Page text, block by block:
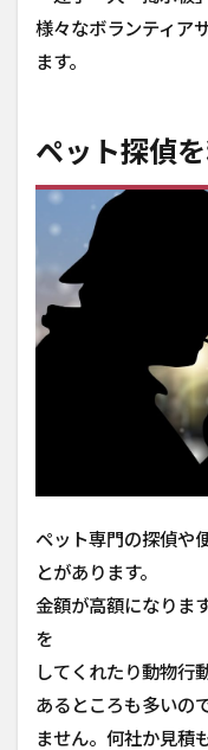
様々なボランティア
ます。
ペット探偵
ペット専門の探偵や
とがあります。
金額が高額になりま
を
してくれたり動物行
あるところも多いの
ません。何社か見積